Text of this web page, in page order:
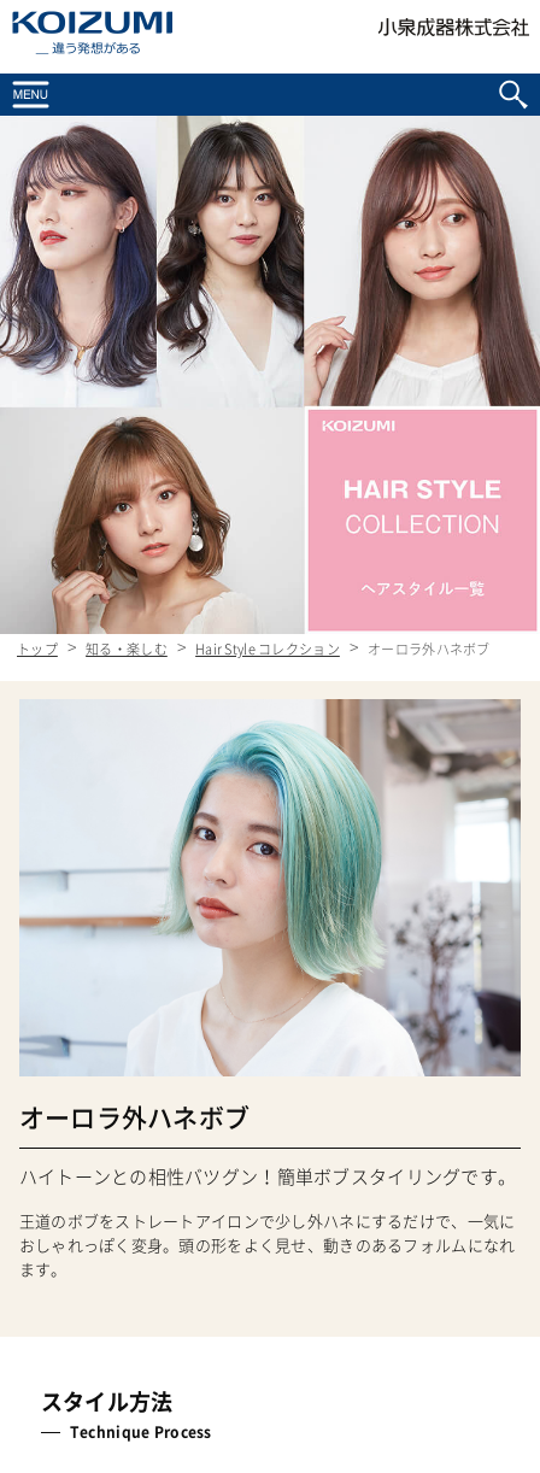
トップ 知る・楽しむ Hair Style コレクション オーロラ外ハネボブ
オーロラ外ハネボブ
ハイトーンとの相性バツグン！簡単ボブスタイリングです。
王道のボブをストレートアイロンで少し外ハネにするだけで、一気に
おしゃれっぽく変身。頭の形をよく見せ、動きのあるフォルムになれ
ます。
スタイル方法
Technique Process